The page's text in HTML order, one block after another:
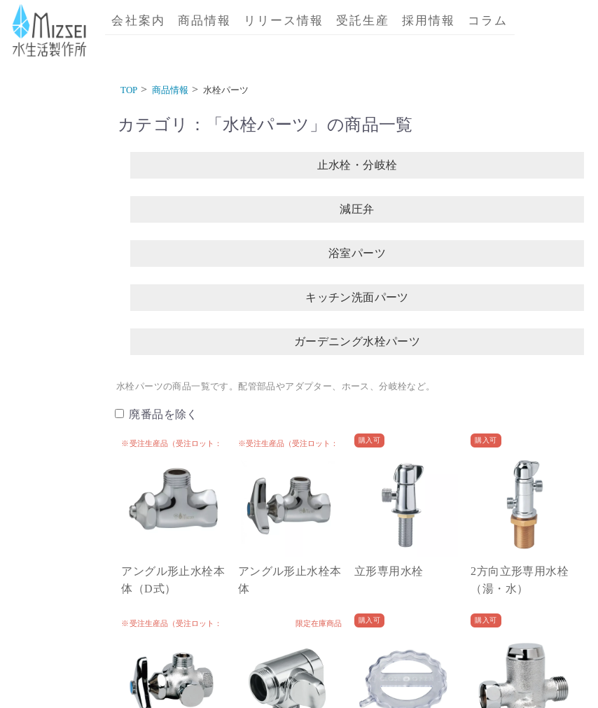
商品情報｜水生活製作所
会社案内 商品情報 リリース情報 受託生産 採用情報 コラム
TOP 商品情報 水栓パーツ
カテゴリ：「 水栓パーツ 」の商品一覧
止水栓・分岐栓
減圧弁
浴室パーツ
キッチン洗面パーツ
ガーデニング水栓パーツ
水栓パーツの商品一覧です。配管部品やアダプター、ホース、分岐栓など。
廃番品を除く
※受注生産品（受注ロット：
アングル形止水栓本
体（D式）
※受注生産品（受注ロット：
アングル形止水栓本
体
購入可
立形専用水栓
購入可
2方向立形専用水栓
（湯・水）
※受注生産品（受注ロット： 限定在庫商品 購入可 購入可